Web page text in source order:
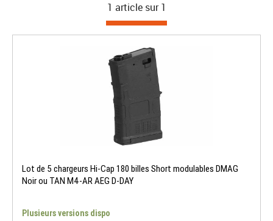
1 article sur 1
Lot de 5 chargeurs Hi-Cap 180 billes Short modulables DMAG
Noir ou TAN M4-AR AEG D-DAY
Plusieurs versions dispo